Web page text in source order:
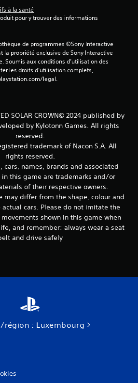
à la santé
de programmes ©Sony Interactive
la propriété exclusive de Sony Interactive
Soumis aux conditions d’utilisation des
les droits d’utilisation complets,
legal.
SOLAR CROWN© 2024 published by
by Kylotonn Games. All rights
reserved.
trademark of Nacon S.A. All
rights reserved.
cars, names, brands and associated
this game are trademarks and/or
of their respective owners.
may differ from the shape, colour and
cars. Please do not imitate the
shown in this game when
and remember: always wear a seat
and drive safely
région : Luxembourg